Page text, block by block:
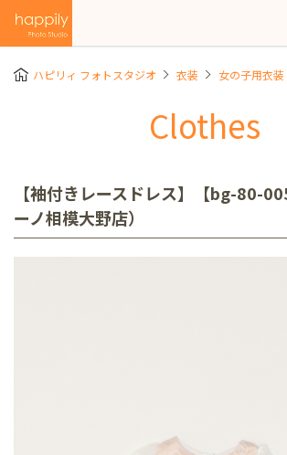
ハピリィ フォトスタジオ 衣装 女の子用衣装
Clothes
【袖付きレースドレス】【bg-80-
ーノ相模大野店）